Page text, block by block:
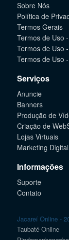
Sobre Nós
Política de
Termos Gerais
Termos de Uso
Termos de Uso
Termos de Uso
Serviços
Anuncie
Banners
Produção de
Criação de
Lojas Virtuais
Marketing Digital
Informações
Suporte
Contato
Jacareí Online -
Taubaté Online